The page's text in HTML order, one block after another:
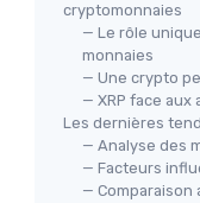
cryptomonnaies
— Le rôle
monnaies
— Une crypto
— XRP face
Les dernières
— Analyse des
— Facteurs
— Comparaison